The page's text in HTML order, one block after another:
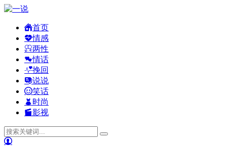
首页
情感
两性
情话
挽回
说说
笑话
时尚
影视